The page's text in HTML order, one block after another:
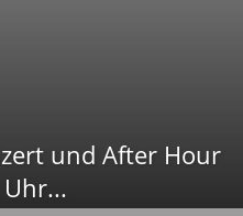
und After Hour